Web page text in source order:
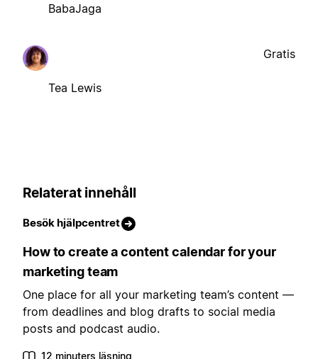
BabaJaga
Tea Lewis
Gratis
Relaterat innehåll
Besök hjälpcentret
How to create a content calendar for your
marketing team
One place for all your marketing team’s content —
from deadlines and blog drafts to social media
posts and podcast audio.
12 minuters läsning